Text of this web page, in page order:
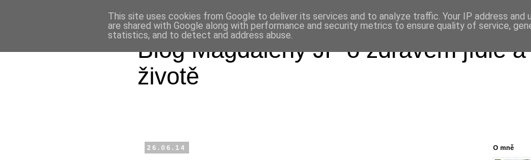
Blog Magdalény JP o zdravém jídle
životě
26.06.14 O mně
This site uses cookies from Google to deliver its services and to analyze traffic. Your IP address and
are shared with Google along with performance and security metrics to ensure quality of service,
statistics, and to detect and address abuse.